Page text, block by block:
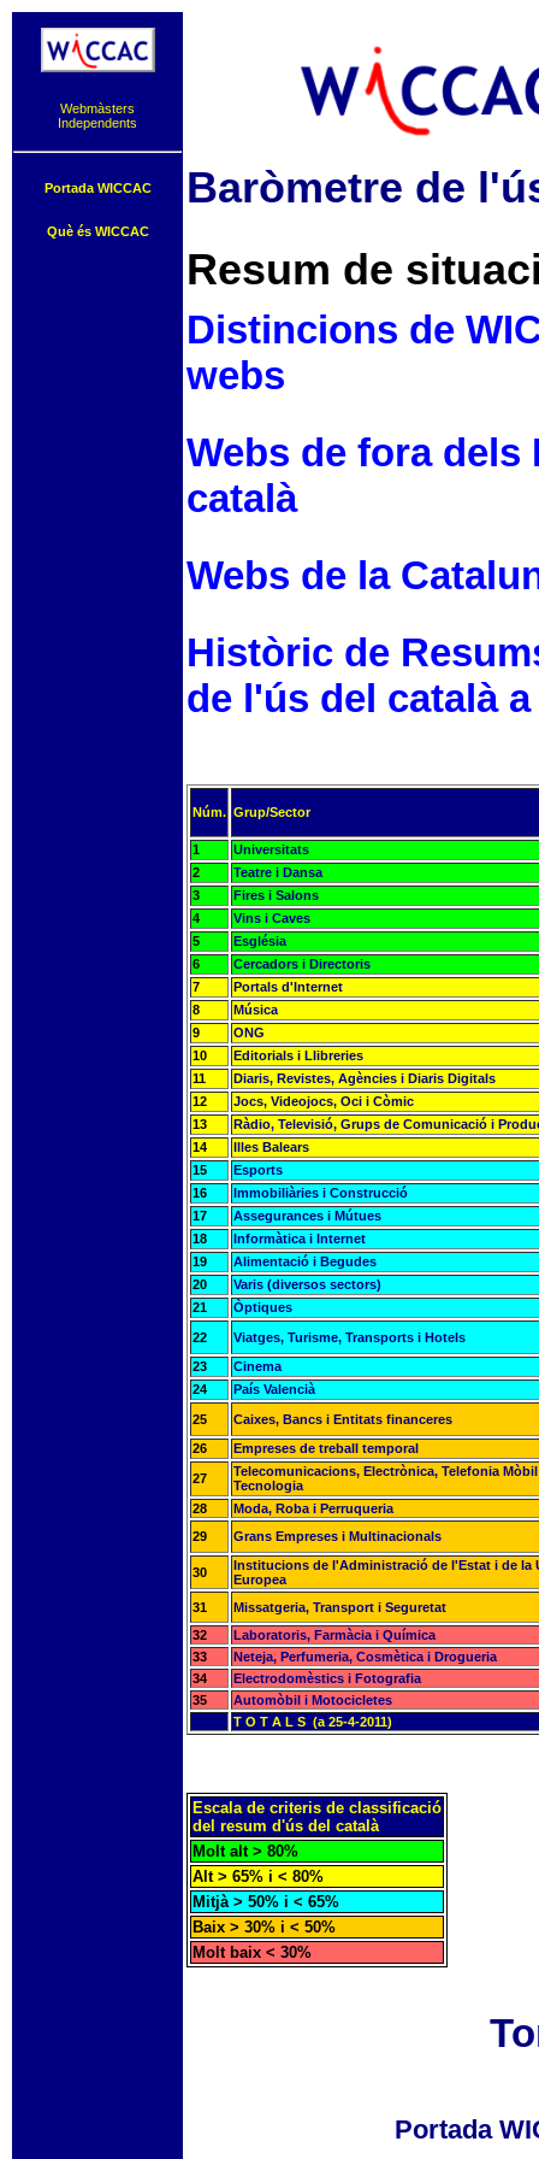
Webmàsters
Independents
Portada WICCAC
Què és WICCAC
Baròmetre de
Resum de
Distincions de
webs
Webs de fora dels
català
Webs de la
Històric de
de l'ús del català
Núm. Grup/Sector
1
Universitats
2
Teatre i Dansa
3
Fires i Salons
4
Vins i Caves
5
Església
6
Cercadors i Directoris
7
Portals d'Internet
8
Música
9
ONG
10
Editorials i Llibreries
11
Diaris, Revistes, Agències i Diaris Digitals
12
Jocs, Videojocs, Oci i Còmic
13
Ràdio, Televisió, Grups de Comunicació i
14
Illes Balears
15
Esports
16
Immobiliàries i Construcció
17
Assegurances i Mútues
18
Informàtica i Internet
19
Alimentació i Begudes
20
Varis (diversos sectors)
21
Òptiques
22
Viatges, Turisme, Transports i Hotels
23
Cinema
24
País Valencià
25
Caixes, Bancs i Entitats financeres
26
Empreses de treball temporal
27
Telecomunicacions, Electrònica, Telefonia
Tecnologia
28
Moda, Roba i Perruqueria
29
Grans Empreses i Multinacionals
30
Institucions de l'Administració de l'Estat i de la
Europea
31
Missatgeria, Transport i Seguretat
32
Laboratoris, Farmàcia i Química
33
Neteja, Perfumeria, Cosmètica i Drogueria
34
Electrodomèstics i Fotografia
35
Automòbil i Motocicletes
T O T A L S (a 25-4-2011)
Escala de criteris de classificació
del resum d'ús del català
Molt alt > 80%
Alt > 65% i < 80%
Mitjà > 50% i < 65%
Baix > 30% i < 50%
Molt baix < 30%
Portada